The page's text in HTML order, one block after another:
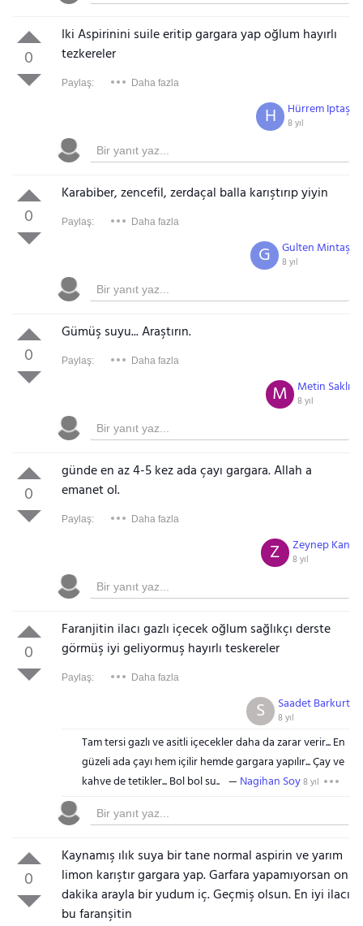
0
Iki Aspirinini suile eritip gargara yap oğlum hayırlı
tezkereler
Paylaş: Daha fazla
Hürrem Iptaş
8 yıl
H
0
Karabiber, zencefil, zerdaçal balla karıştırıp yiyin
Paylaş: Daha fazla
Gulten Mintaş
8 yıl
G
0
Gümüş suyu... Araştırın.
Paylaş: Daha fazla
Metin Saklı
8 yıl
M
0
günde en az 4-5 kez ada çayı gargara. Allah a
emanet ol.
Paylaş: Daha fazla
Zeynep Kan
8 yıl
Z
0
Faranjitin ilacı gazlı içecek oğlum sağlıkçı derste
görmüş iyi geliyormuş hayırlı teskereler
Paylaş: Daha fazla
Saadet Barkurt
8 yıl
S
Tam tersi gazlı ve asitli içecekler daha da zarar verir... En
güzeli ada çayı hem içilir hemde gargara yapılır... Çay ve
kahve de tetikler... Bol bol su..
Nagihan Soy8 yıl
0
Kaynamış ılık suya bir tane normal aspirin ve yarım
limon karıştır gargara yap. Garfara yapamıyorsan on
dakika arayla bir yudum iç. Geçmiş olsun. En iyi ilacı
bu faranşitin